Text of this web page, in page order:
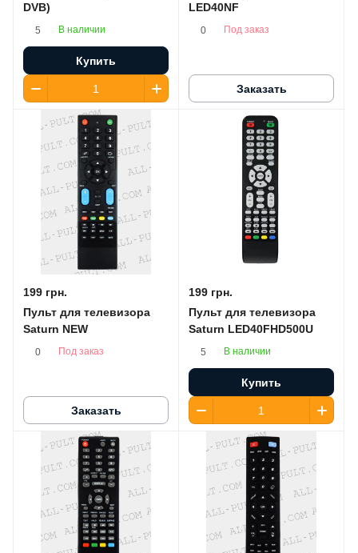
DVB)
5 В наличии
Купить
LED40NF
0 Под заказ
Заказать
199 грн.
Пульт для телевизора
Saturn NEW
0 Под заказ
Заказать
199 грн.
Пульт для телевизора
Saturn LED40FHD500U
5 В наличии
Купить